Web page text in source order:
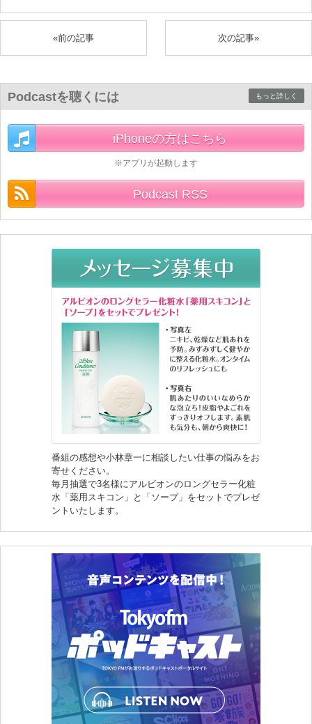
«前の記事 次の記事»
Podcastを聴くには もっと詳しく
iPhoneの方はこちら
※アプリが起動します
Podcast RSS
番組の感想や小林章一に相談したい仕事の悩みをお
寄せください。
毎月抽選で3名様にアルビオンのロングセラー化粧
水「薬用スキコン」と「ソープ」をセットでプレゼ
ントいたします。